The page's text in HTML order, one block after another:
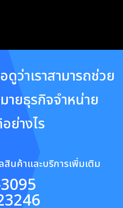
ว่าเราสามารถช่วย
ายธุรกิจจำหน่าย
ย่างไร
นค้าและบริการเพิ่มเติม